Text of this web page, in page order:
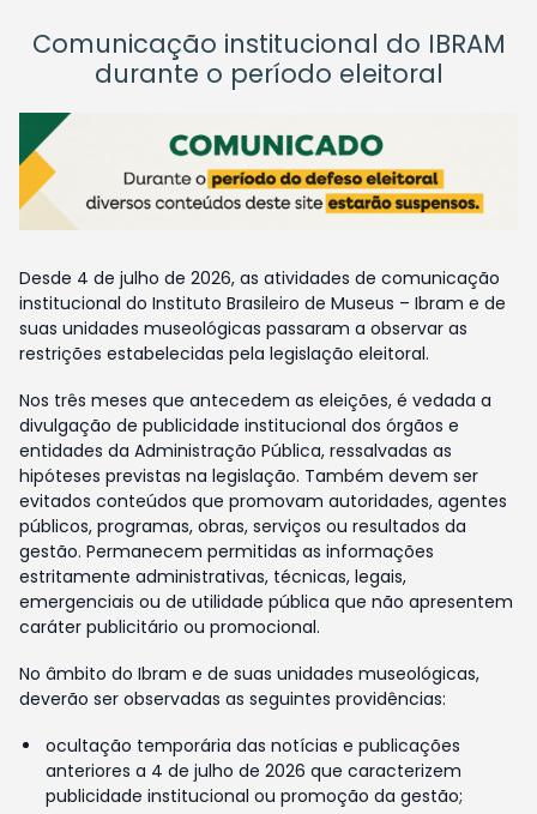
Comunicação institucional do IBRAM
durante o período eleitoral
Desde 4 de julho de 2026, as atividades de comunicação
institucional do Instituto Brasileiro de Museus – Ibram e de
suas unidades museológicas passaram a observar as
restrições estabelecidas pela legislação eleitoral.
Nos três meses que antecedem as eleições, é vedada a
divulgação de publicidade institucional dos órgãos e
entidades da Administração Pública, ressalvadas as
hipóteses previstas na legislação. Também devem ser
evitados conteúdos que promovam autoridades, agentes
públicos, programas, obras, serviços ou resultados da
gestão. Permanecem permitidas as informações
estritamente administrativas, técnicas, legais,
emergenciais ou de utilidade pública que não apresentem
caráter publicitário ou promocional.
No âmbito do Ibram e de suas unidades museológicas,
deverão ser observadas as seguintes providências:
ocultação temporária das notícias e publicações
anteriores a 4 de julho de 2026 que caracterizem
publicidade institucional ou promoção da gestão;